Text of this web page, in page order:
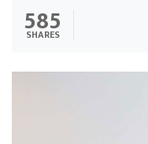
585
SHARES